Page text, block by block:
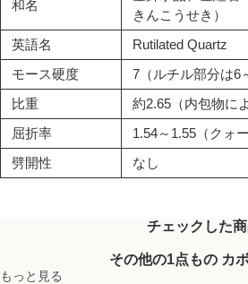
和名
きんこうせき）
英語名
Rutilated Quartz
モース硬度
7（ルチル部分は6
比重
約2.65（内包物に
屈折率
1.54～1.55（クォー
劈開性
なし
チェックした
その他の1点もの カ
もっと見る